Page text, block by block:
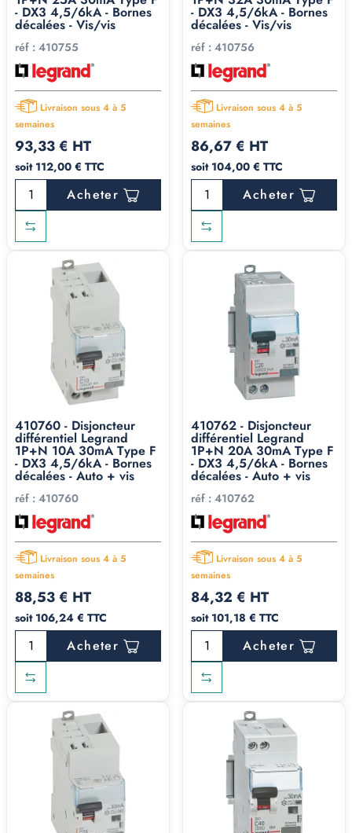
- DX3 4,5/6kA - Bornes
décalées - Vis/vis
réf : 410755
Livraison sous 4 à 5
semaines
93,33 € HT
soit 112,00 € TTC
Acheter
- DX3 4,5/6kA - Bornes
décalées - Vis/vis
réf : 410756
Livraison sous 4 à 5
semaines
86,67 € HT
soit 104,00 € TTC
Acheter
410760 - Disjoncteur
différentiel Legrand
1P+N 10A 30mA Type F
- DX3 4,5/6kA - Bornes
décalées - Auto + vis
réf : 410760
Livraison sous 4 à 5
semaines
88,53 € HT
soit 106,24 € TTC
Acheter
410762 - Disjoncteur
différentiel Legrand
1P+N 20A 30mA Type F
- DX3 4,5/6kA - Bornes
décalées - Auto + vis
réf : 410762
Livraison sous 4 à 5
semaines
84,32 € HT
soit 101,18 € TTC
Acheter